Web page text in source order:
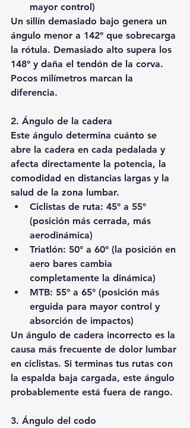
mayor control)
Un sillín demasiado bajo genera un
ángulo menor a 142° que sobrecarga
la rótula. Demasiado alto supera los
148° y daña el tendón de la corva.
Pocos milímetros marcan la
diferencia.
2. Ángulo de la cadera
Este ángulo determina cuánto se
abre la cadera en cada pedalada y
afecta directamente la potencia, la
comodidad en distancias largas y la
salud de la zona lumbar.
Ciclistas de ruta: 45° a 55°
(posición más cerrada, más
aerodinámica)
Triatlón: 50° a 60° (la posición en
aero bares cambia
completamente la dinámica)
MTB: 55° a 65° (posición más
erguida para mayor control y
absorción de impactos)
Un ángulo de cadera incorrecto es la
causa más frecuente de dolor lumbar
en ciclistas. Si terminas tus rutas con
la espalda baja cargada, este ángulo
probablemente está fuera de rango.
3. Ángulo del codo